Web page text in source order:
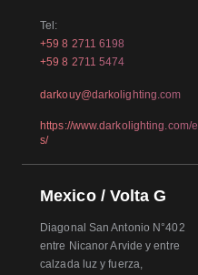
Tel:
+59 8 2711 6198
+59 8 2711 5474
darkouy@darkolighting.com
https://www.darkolighting.com/e
s/
Mexico / Volta G
Diagonal San Antonio N°402
entre Nicanor Arvide y entre
calzada luz y fuerza,